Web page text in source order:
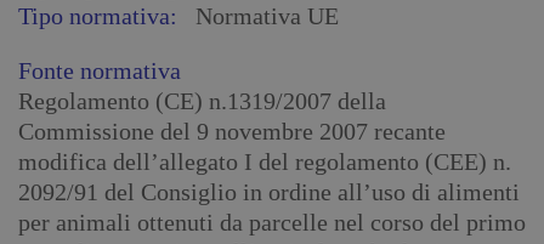
Tipo normativa:
Normativa UE
Fonte normativa
Regolamento (CE) n.1319/2007 della
Commissione del 9 novembre 2007 recante
modifica dell’allegato I del regolamento (CEE) n.
2092/91 del Consiglio in ordine all’uso di alimenti
per animali ottenuti da parcelle nel corso del primo